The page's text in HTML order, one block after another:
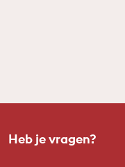
Heb je vragen?